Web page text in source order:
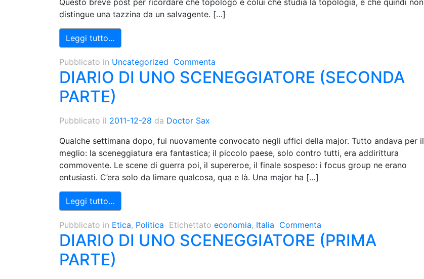
Questo breve post per ricordare che topologo è colui che studia la topologia, e che quindi non
distingue una tazzina da un salvagente. […]
Leggi tutto…
Pubblicato in Uncategorized Commenta
DIARIO DI UNO SCENEGGIATORE (SECONDA
PARTE)
Pubblicato il 2011-12-28 da Doctor Sax
Qualche settimana dopo, fui nuovamente convocato negli uffici della major. Tutto andava per il
meglio: la sceneggiatura era fantastica; il piccolo paese, solo contro tutti, era addirittura
commovente. Le scene di guerra poi, il supereroe, il finale sospeso: i focus group ne erano
entusiasti. C’era solo da limare qualcosa, qua e là. Una major ha […]
Leggi tutto…
Pubblicato in Etica, Politica Etichettato economia, Italia Commenta
DIARIO DI UNO SCENEGGIATORE (PRIMA
PARTE)